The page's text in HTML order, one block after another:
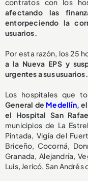
contratos con los
afectando las
entorpeciendo la
usuarios.
Por esta razón, los 25
a la Nueva EPS y
urgentes a sus usuarios.
Los hospitales que
General de Medellín,
el Hospital San
municipios de La
Pintada, Vigía del
Briceño, Cocorná,
Granada, Alejandría,
Luis, Jericó, San